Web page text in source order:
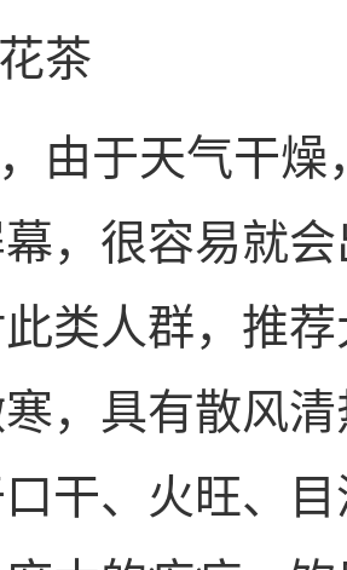
茶
由于天气干
，很容易就
类人群，推
，具有散风
干、火旺、